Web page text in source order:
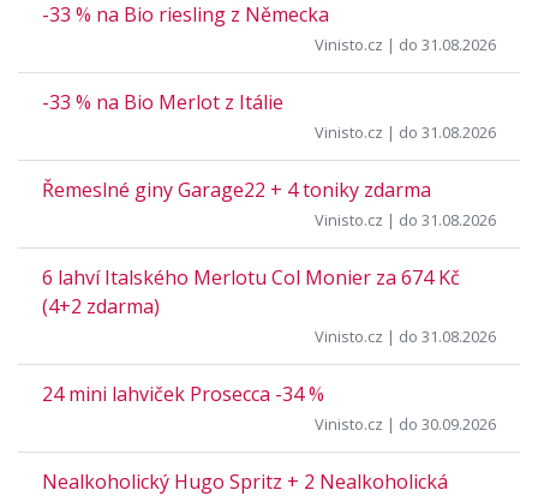
-33 % na Bio riesling z Německa
Vinisto.cz | do 31.08.2026
-33 % na Bio Merlot z Itálie
Vinisto.cz | do 31.08.2026
Řemeslné giny Garage22 + 4 toniky zdarma
Vinisto.cz | do 31.08.2026
6 lahví Italského Merlotu Col Monier za 674 Kč
(4+2 zdarma)
Vinisto.cz | do 31.08.2026
24 mini lahviček Prosecca -34 %
Vinisto.cz | do 30.09.2026
Nealkoholický Hugo Spritz + 2 Nealkoholická